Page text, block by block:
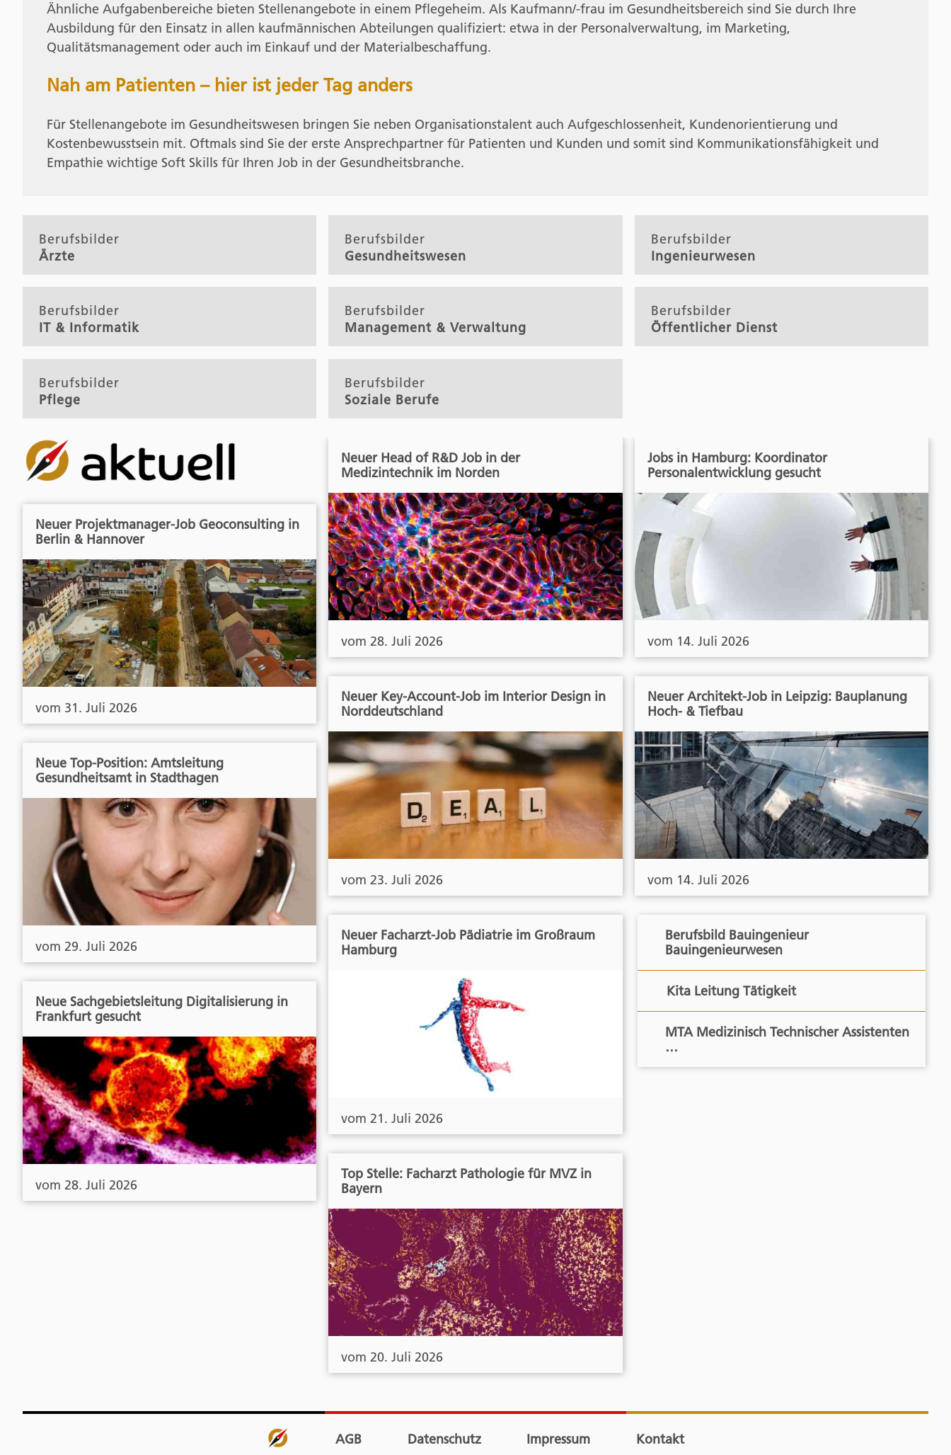
Ähnliche Aufgabenbereiche bieten Stellenangebote in einem Pflegeheim. Als Kaufmann/-frau im Gesundheitsbereich sind Sie durch Ihre
Ausbildung für den Einsatz in allen kaufmännischen Abteilungen qualifiziert: etwa in der Personalverwaltung, im Marketing,
Qualitätsmanagement oder auch im Einkauf und der Materialbeschaffung.
Nah am Patienten – hier ist jeder Tag anders
Für Stellenangebote im Gesundheitswesen bringen Sie neben Organisationstalent auch Aufgeschlossenheit, Kundenorientierung und
Kostenbewusstsein mit. Oftmals sind Sie der erste Ansprechpartner für Patienten und Kunden und somit sind Kommunikationsfähigkeit und
Empathie wichtige Soft Skills für Ihren Job in der Gesundheitsbranche.
Berufsbilder
Ärzte
Berufsbilder
Gesundheitswesen
Berufsbilder
Ingenieurwesen
Berufsbilder
IT & Informatik
Berufsbilder
Management & Verwaltung
Berufsbilder
Öffentlicher Dienst
Berufsbilder
Pflege
Berufsbilder
Soziale Berufe
Neuer Projektmanager-Job Geoconsulting in
Berlin & Hannover
vom 31. Juli 2026
Neue Top-Position: Amtsleitung
Gesundheitsamt in Stadthagen
vom 29. Juli 2026
Neue Sachgebietsleitung Digitalisierung in
Frankfurt gesucht
vom 28. Juli 2026
Neuer Head of R&D Job in der
Medizintechnik im Norden
vom 28. Juli 2026
Neuer Key-Account-Job im Interior Design in
Norddeutschland
vom 23. Juli 2026
Neuer Facharzt-Job Pädiatrie im Großraum
Hamburg
vom 21. Juli 2026
Top Stelle: Facharzt Pathologie für MVZ in
Bayern
vom 20. Juli 2026
Jobs in Hamburg: Koordinator
Personalentwicklung gesucht
vom 14. Juli 2026
Neuer Architekt-Job in Leipzig: Bauplanung
Hoch- & Tiefbau
vom 14. Juli 2026
Berufsbild Bauingenieur
Bauingenieurwesen
Kita Leitung Tätigkeit
MTA Medizinisch Technischer Assistenten
…
AGB Datenschutz Impressum Kontakt